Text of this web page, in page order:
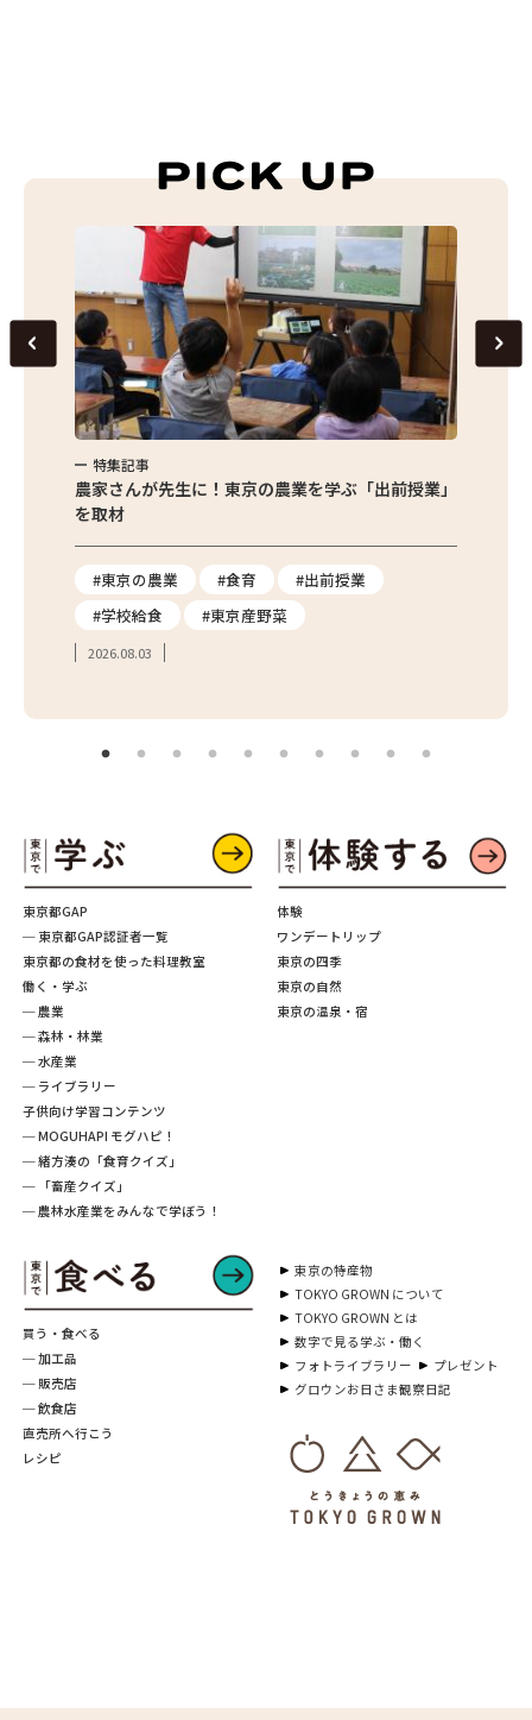
特集記事
農家さんが先生に！東京の農業を学ぶ「出前授業」
を取材
#東京の農業 #食育
#出前授業
#学校給食
#東京産野菜
2026.08.03
東京都GAP
─ 東京都GAP認証者一覧
東京都の食材を使った料理教室
働く・学ぶ
─ 農業
─ 森林・林業
─ 水産業
─ ライブラリー
子供向け学習コンテンツ
─ MOGUHAPI モグハピ！
─ 緒方湊の「食育クイズ」
─ 「畜産クイズ」
─ 農林水産業をみんなで学ぼう！
買う・食べる
─ 加工品
─ 販売店
─ 飲食店
直売所へ行こう
レシピ
体験
ワンデートリップ
東京の四季
東京の自然
東京の温泉・宿
東京の特産物
TOKYO GROWN について
TOKYO GROWN とは
数字で見る学ぶ・働く
フォトライブラリー
プレゼント
グロウンお日さま観察日記